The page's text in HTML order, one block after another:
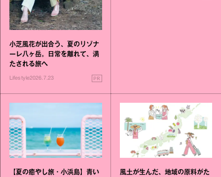
小芝風花が出合う、夏のリゾナ
ーレ八ヶ岳。日常を離れて、満
たされる旅へ
Lifestyle2026.7.23 PR
【夏の癒やし旅・小浜島】青い
風土が生んだ、地域の原料がた